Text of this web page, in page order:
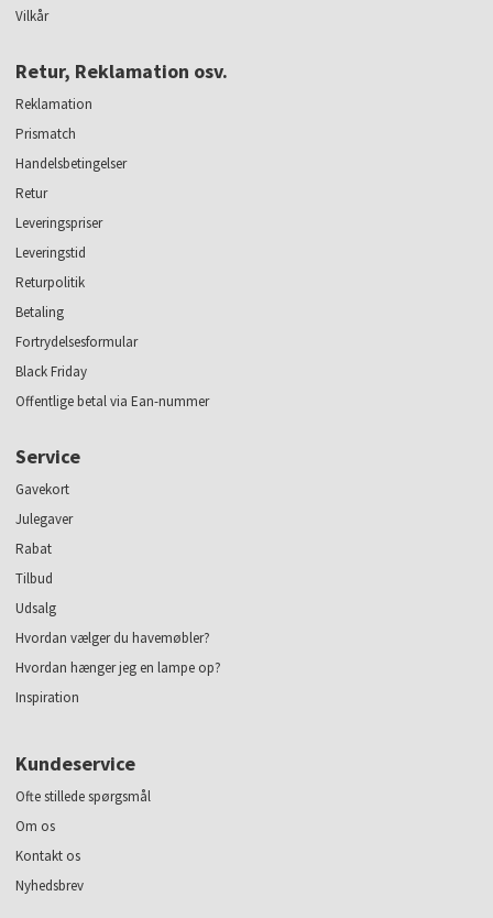
Vilkår
Retur, Reklamation osv.
Reklamation
Prismatch
Handelsbetingelser
Retur
Leveringspriser
Leveringstid
Returpolitik
Betaling
Fortrydelsesformular
Black Friday
Offentlige betal via Ean-nummer
Service
Gavekort
Julegaver
Rabat
Tilbud
Udsalg
Hvordan vælger du havemøbler?
Hvordan hænger jeg en lampe op?
Inspiration
Kundeservice
Ofte stillede spørgsmål
Om os
Kontakt os
Nyhedsbrev